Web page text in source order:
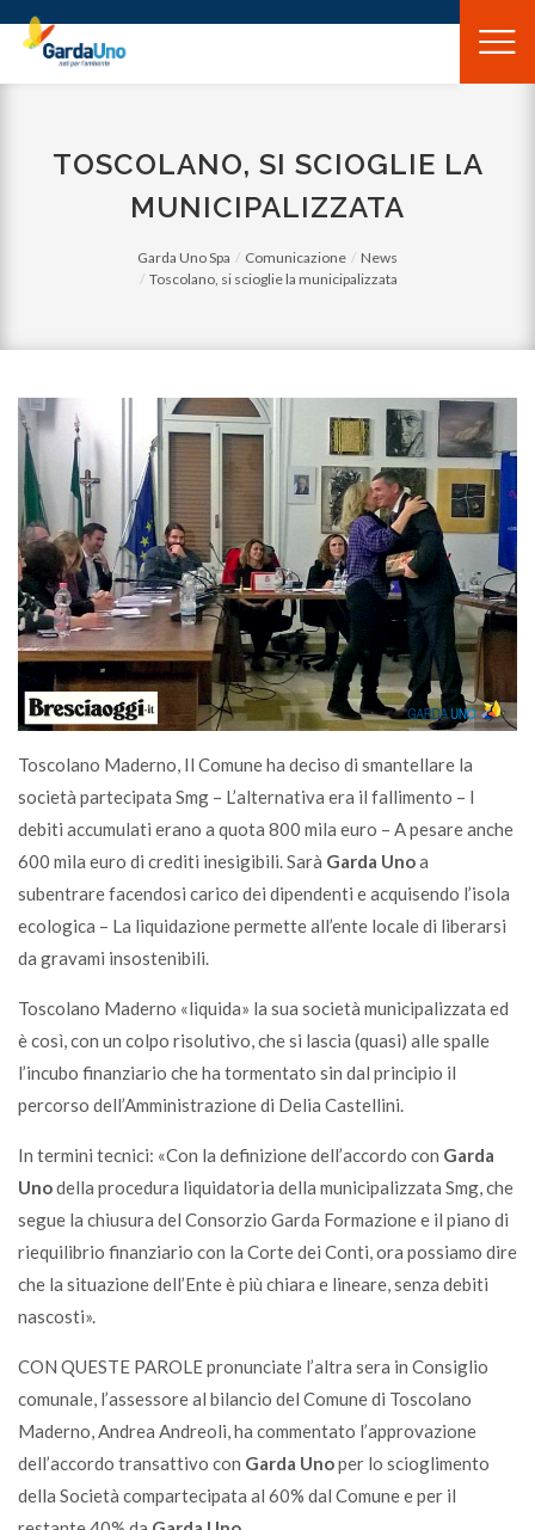
Gardauno
Spa
TOSCOLANO, SI SCIOGLIE LA
MUNICIPALIZZATA
Garda Uno Spa Comunicazione
News
Toscolano, si scioglie la municipalizzata
Toscolano Maderno, Il Comune ha deciso di smantellare la
società partecipata Smg – L’alternativa era il fallimento – I
debiti accumulati erano a quota 800 mila euro – A pesare anche
600 mila euro di crediti inesigibili. Sarà Garda Unoa
subentrare facendosi carico dei dipendenti e acquisendo l’isola
ecologica – La liquidazione permette all’ente locale di liberarsi
da gravami insostenibili.
Toscolano Maderno «liquida» la sua società municipalizzata ed
è così, con un colpo risolutivo, che si lascia (quasi) alle spalle
l’incubo finanziario che ha tormentato sin dal principio il
percorso dell’Amministrazione di Delia Castellini.
In termini tecnici: «Con la definizione dell’accordo con Garda
Unodella procedura liquidatoria della municipalizzata Smg, che
segue la chiusura del Consorzio Garda Formazione e il piano di
riequilibrio finanziario con la Corte dei Conti, ora possiamo dire
che la situazione dell’Ente è più chiara e lineare, senza debiti
nascosti».
CON QUESTE PAROLE pronunciate l’altra sera in Consiglio
comunale, l’assessore al bilancio del Comune di Toscolano
Maderno, Andrea Andreoli, ha commentato l’approvazione
dell’accordo transattivo con Garda Unoper lo scioglimento
della Società compartecipata al 60% dal Comune e per il